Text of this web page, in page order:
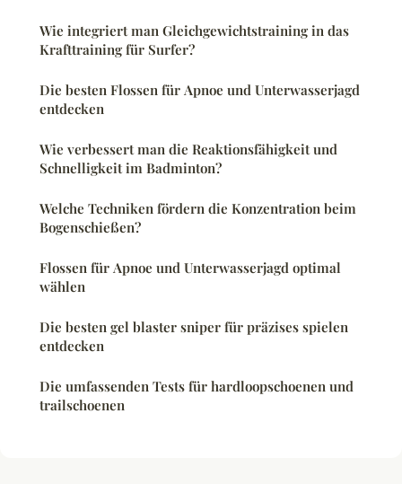
Wie integriert man Gleichgewichtstraining in das
Krafttraining für Surfer?
Die besten Flossen für Apnoe und Unterwasserjagd
entdecken
Wie verbessert man die Reaktionsfähigkeit und
Schnelligkeit im Badminton?
Welche Techniken fördern die Konzentration beim
Bogenschießen?
Flossen für Apnoe und Unterwasserjagd optimal
wählen
Die besten gel blaster sniper für präzises spielen
entdecken
Die umfassenden Tests für hardloopschoenen und
trailschoenen